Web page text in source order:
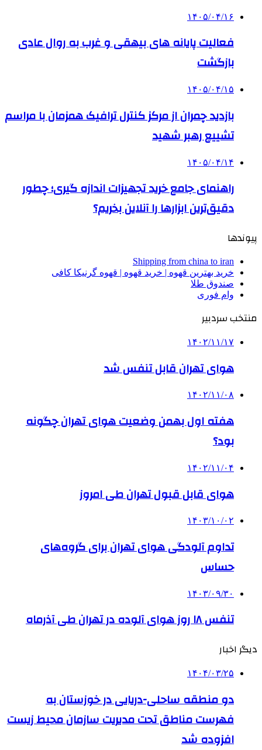
۱۴۰۵/۰۴/۱۶
فعالیت پایانه های بیهقی و غرب به روال عادی
بازگشت
۱۴۰۵/۰۴/۱۵
بازدید چمران از مرکز کنترل ترافیک همزمان با مراسم
تشییع رهبر شهید
۱۴۰۵/۰۴/۱۴
راهنمای جامع خرید تجهیزات اندازه گیری؛ چطور
دقیق‌ترین ابزارها را آنلاین بخریم؟
پیوندها
Shipping from china to iran
خرید بهترین قهوه | خرید قهوه | قهوه گرنیکا کافی
صندوق طلا
وام فوری
منتخب سردبیر
۱۴۰۲/۱۱/۱۷
هوای تهران قابل تنفس شد
۱۴۰۲/۱۱/۰۸
هفته اول بهمن وضعیت هوای تهران چگونه
بود؟
۱۴۰۲/۱۱/۰۴
هوای قابل قبول تهران طی امروز
۱۴۰۳/۱۰/۰۲
تداوم آلودگی هوای تهران برای گروه‌های
حساس
۱۴۰۳/۰۹/۳۰
تنفس ۱۸ روز هوای آلوده در تهران طی آذرماه
دیگر اخبار
۱۴۰۴/۰۳/۲۵
دو منطقه ساحلی-دریایی در خوزستان به
فهرست مناطق تحت مدیریت سازمان محیط زیست
افزوده شد